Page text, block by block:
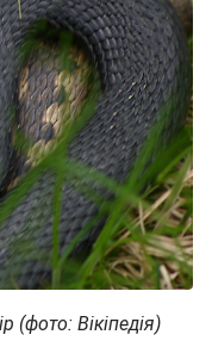
(фото: Вікіпедія)